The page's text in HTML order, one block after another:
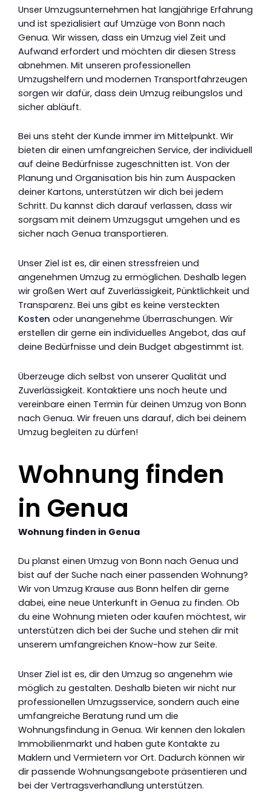
Unser Umzugsunternehmen hat langjährige Erfahrung
und ist spezialisiert auf Umzüge von Bonn nach
Genua. Wir wissen, dass ein Umzug viel Zeit und
Aufwand erfordert und möchten dir diesen Stress
abnehmen. Mit unseren professionellen
Umzugshelfern und modernen Transportfahrzeugen
sorgen wir dafür, dass dein Umzug reibungslos und
sicher abläuft.
Bei uns steht der Kunde immer im Mittelpunkt. Wir
bieten dir einen umfangreichen Service, der individuell
auf deine Bedürfnisse zugeschnitten ist. Von der
Planung und Organisation bis hin zum Auspacken
deiner Kartons, unterstützen wir dich bei jedem
Schritt. Du kannst dich darauf verlassen, dass wir
sorgsam mit deinem Umzugsgut umgehen und es
sicher nach Genua transportieren.
Unser Ziel ist es, dir einen stressfreien und
angenehmen Umzug zu ermöglichen. Deshalb legen
wir großen Wert auf Zuverlässigkeit, Pünktlichkeit und
Transparenz. Bei uns gibt es keine versteckten
Kosten oder unangenehme Überraschungen. Wir
erstellen dir gerne ein individuelles Angebot, das auf
deine Bedürfnisse und dein Budget abgestimmt ist.
Überzeuge dich selbst von unserer Qualität und
Zuverlässigkeit. Kontaktiere uns noch heute und
vereinbare einen Termin für deinen Umzug von Bonn
nach Genua. Wir freuen uns darauf, dich bei deinem
Umzug begleiten zu dürfen!
Wohnung finden
in Genua
Wohnung finden in Genua
Du planst einen Umzug von Bonn nach Genua und
bist auf der Suche nach einer passenden Wohnung?
Wir von Umzug Krause aus Bonn helfen dir gerne
dabei, eine neue Unterkunft in Genua zu finden. Ob
du eine Wohnung mieten oder kaufen möchtest, wir
unterstützen dich bei der Suche und stehen dir mit
unserem umfangreichen Know-how zur Seite.
Unser Ziel ist es, dir den Umzug so angenehm wie
möglich zu gestalten. Deshalb bieten wir nicht nur
professionellen Umzugsservice, sondern auch eine
umfangreiche Beratung rund um die
Wohnungsfindung in Genua. Wir kennen den lokalen
Immobilienmarkt und haben gute Kontakte zu
Maklern und Vermietern vor Ort. Dadurch können wir
dir passende Wohnungsangebote präsentieren und
bei der Vertragsverhandlung unterstützen.